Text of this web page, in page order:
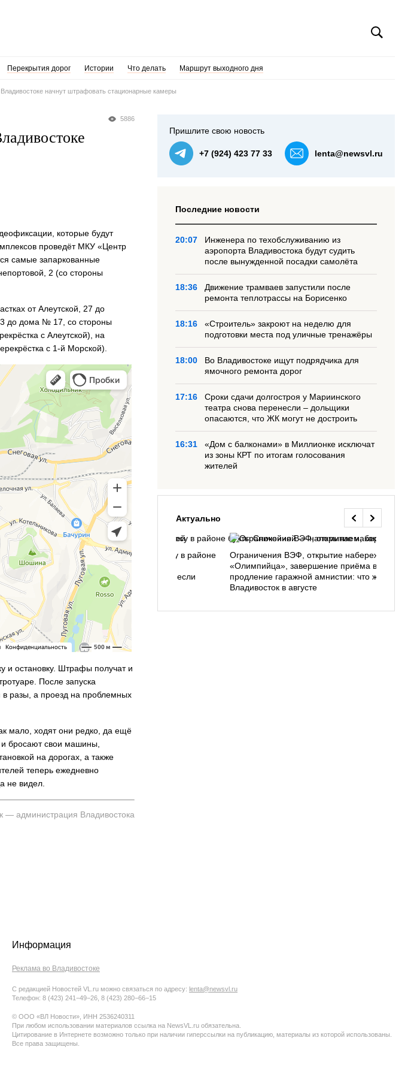
Перекрытия дорог Истории Что делать Маршрут выходного дня
начнут штрафовать стационарные камеры
5886
которые будут
проведёт МКУ «Центр
самые запаркованные
2 (со стороны
от Алеутской, 27 до
до дома № 17, со стороны
с Алеутской), на
с 1-й Морской).
и остановку. Штрафы получат и
После запуска
в разы, а проезд на проблемных
мало, ходят они редко, да ещё
бросают свои машины,
на дорогах, а также
теперь ежедневно
не видел.
— администрация Владивостока
Пришлите свою новость
+7 (924) 423 77 33 lenta@newsvl.ru
Последние новости
20:07
Инженера по техобслуживанию из
аэропорта Владивостока будут судить
после вынужденной посадки самолёта
18:36
Движение трамваев запустили после
ремонта теплотрассы на Борисенко
18:16
«Строитель» закроют на неделю для
подготовки места под уличные тренажёры
18:00
Во Владивостоке ищут подрядчика для
ямочного ремонта дорог
17:16
Сроки сдачи долгостроя у Мариинского
театра снова перенесли – дольщики
опасаются, что ЖК могут не достроить
16:31
«Дом с балконами» в Миллионке исключат
из зоны КРТ по итогам голосования
жителей
Актуально
Семья с ребёнком заблудилась в лесу в районе
бухты Спокойной — напоминаем, как
подготовиться к походу, и что делать, если
заблудился
Ограничения ВЭФ, открытие набережной у
«Олимпийца», завершение приёма в вузы,
продление гаражной амнистии: что ждёт
Владивосток в августе
Информация
Реклама во Владивостоке
С редакцией Новостей VL.ru можно связаться по адресу: lenta@newsvl.ru
Телефон: 8 (423) 241−49−26, 8 (423) 280−66−15
© ООО «ВЛ Новости», ИНН 2536240311
При любом использовании материалов ссылка на NewsVL.ru обязательна.
Цитирование в Интернете возможно только при наличии гиперссылки на публикацию, материалы из которой использованы.
Все права защищены.